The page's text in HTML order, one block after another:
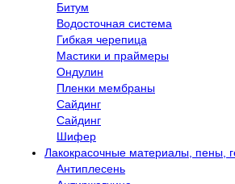
Битум
Водосточная система
Гибкая черепица
Мастики и праймеры
Ондулин
Пленки мембраны
Сайдинг
Сайдинг
Шифер
Лакокрасочные материалы, пены,
Антиплесень